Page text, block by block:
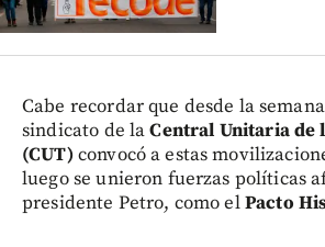
Cabe recordar que desde la
sindicato de laCentral Unitaria de
(CUT)convocó a estas
luego se unieron fuerzas políticas
presidente Petro, como elPacto